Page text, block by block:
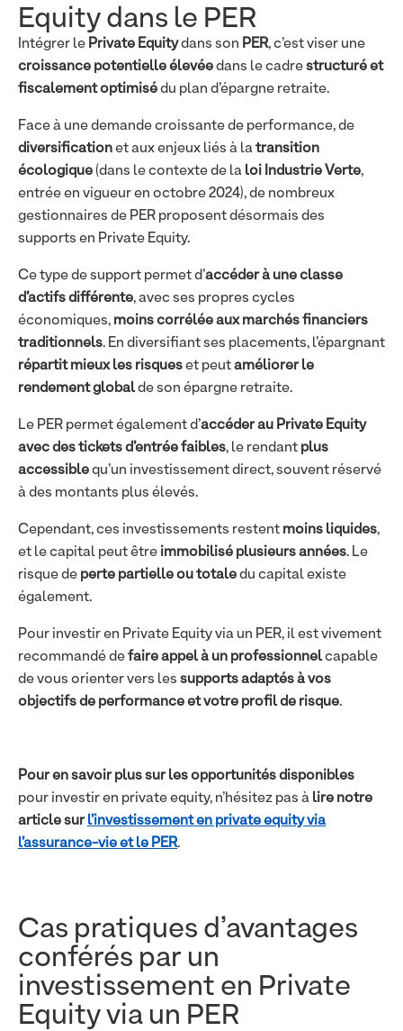
Equity dans le PER
Intégrer le Private Equitydans son PER, c’est viser une
croissance potentielle élevéedans le cadrestructuré et
fiscalement optimisédu plan d’épargne retraite.
Face à une demande croissante de performance, de
diversificationet aux enjeux liés à latransition
écologique(dans le contexte de la loi Industrie Verte,
entrée en vigueur en octobre 2024), de nombreux
gestionnaires de PER proposent désormais des
supports en Private Equity.
Ce type de support permet d’accéder à une classe
d’actifs différente, avec ses propres cycles
économiques, moins corrélée aux marchés financiers
traditionnels. En diversifiant ses placements, l’épargnant
répartit mieux les risqueset peutaméliorer le
rendement globalde son épargne retraite.
Le PER permet également d’accéder au Private Equity
avec des tickets d’entrée faibles, le rendant plus
accessiblequ’un investissement direct, souvent réservé
à des montants plus élevés.
Cependant, ces investissements restent moins liquides,
et le capital peut être immobilisé plusieurs années. Le
risque de perte partielle ou totaledu capital existe
également.
Pour investir en Private Equity via un PER, il est vivement
recommandé defaire appel à un professionnelcapable
de vous orienter vers les supports adaptés à vos
objectifs de performance et votre profil de risque.
Pour en savoir plus sur les opportunités disponibles
pour investir en private equity, n’hésitez pas à lire notre
article surl’investissement en private equity via
l’assurance-vie et le PER.
Cas pratiques d’avantages
conférés par un
investissement en Private
Equity via un PER